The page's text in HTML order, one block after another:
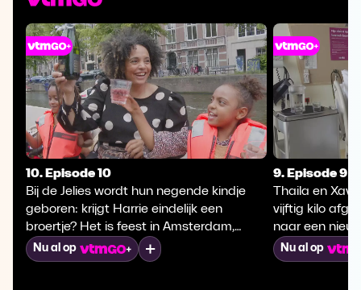
10. Episode 10
Bij de Jelies wordt hun negende kindje
geboren: krijgt Harrie eindelijk een
broertje? Het is feest in Amsterdam,
want Jazz is geslaagd voor zijn
eindexamen. Rob en Thaila vieren
Nu al op
9. Episode 9
Thaila en
vijftig kilo
naar een
wordt het huis
"knap"
Nu al op